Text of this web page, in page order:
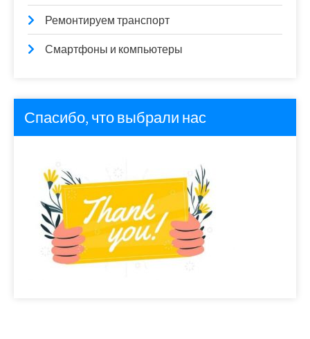
Ремонтируем транспорт
Смартфоны и компьютеры
Спасибо, что выбрали нас